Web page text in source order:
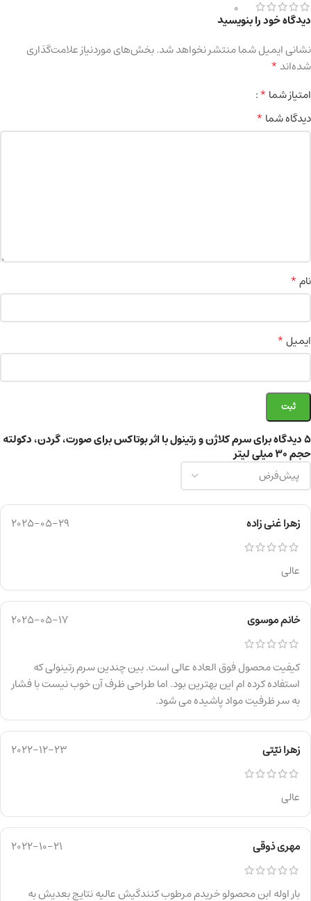
0
5 دیدگاه برای سرم کلاژن و رتینول با اثر بوتاکس برای صورت، گردن، دکولته
حجم ۳۰ میلی لیتر
زهرا غنی زاده 2025-05-29
عالی
خانم موسوی 2025-05-17
کیفیت محصول فوق العاده عالی است. بین چندین سرم رتینولی که
استفاده کرده ام این بهترین بود. اما طراحی ظرف آن خوب نیست با فشار
به سر ظرفیت مواد پاشیده می شود.
زهرا نیّتی 2022-12-23
عالی
مهری ذوقی 2022-10-21
بار اوله ابن محصولو خریدم مرطوب کنندگیش عالیه نتایج بعدیش به
دیدگاه خود را بنویسید
نشانی ایمیل شما منتشر نخواهد شد.بخش‌های موردنیاز علامت‌گذاری
شده‌اند*
امتیاز شما*
دیدگاه شما*
نام*
ایمیل*